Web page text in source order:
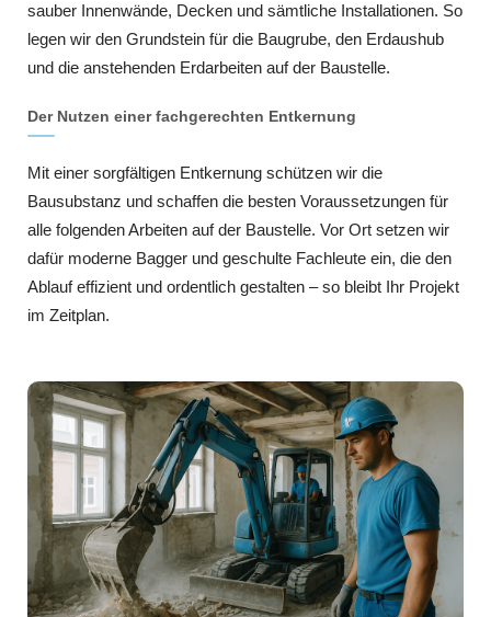
sauber Innenwände, Decken und sämtliche Installationen. So
legen wir den Grundstein für die Baugrube, den Erdaushub
und die anstehenden Erdarbeiten auf der Baustelle.
Der Nutzen einer fachgerechten Entkernung
Mit einer sorgfältigen Entkernung schützen wir die
Bausubstanz und schaffen die besten Voraussetzungen für
alle folgenden Arbeiten auf der Baustelle. Vor Ort setzen wir
dafür moderne Bagger und geschulte Fachleute ein, die den
Ablauf effizient und ordentlich gestalten – so bleibt Ihr Projekt
im Zeitplan.